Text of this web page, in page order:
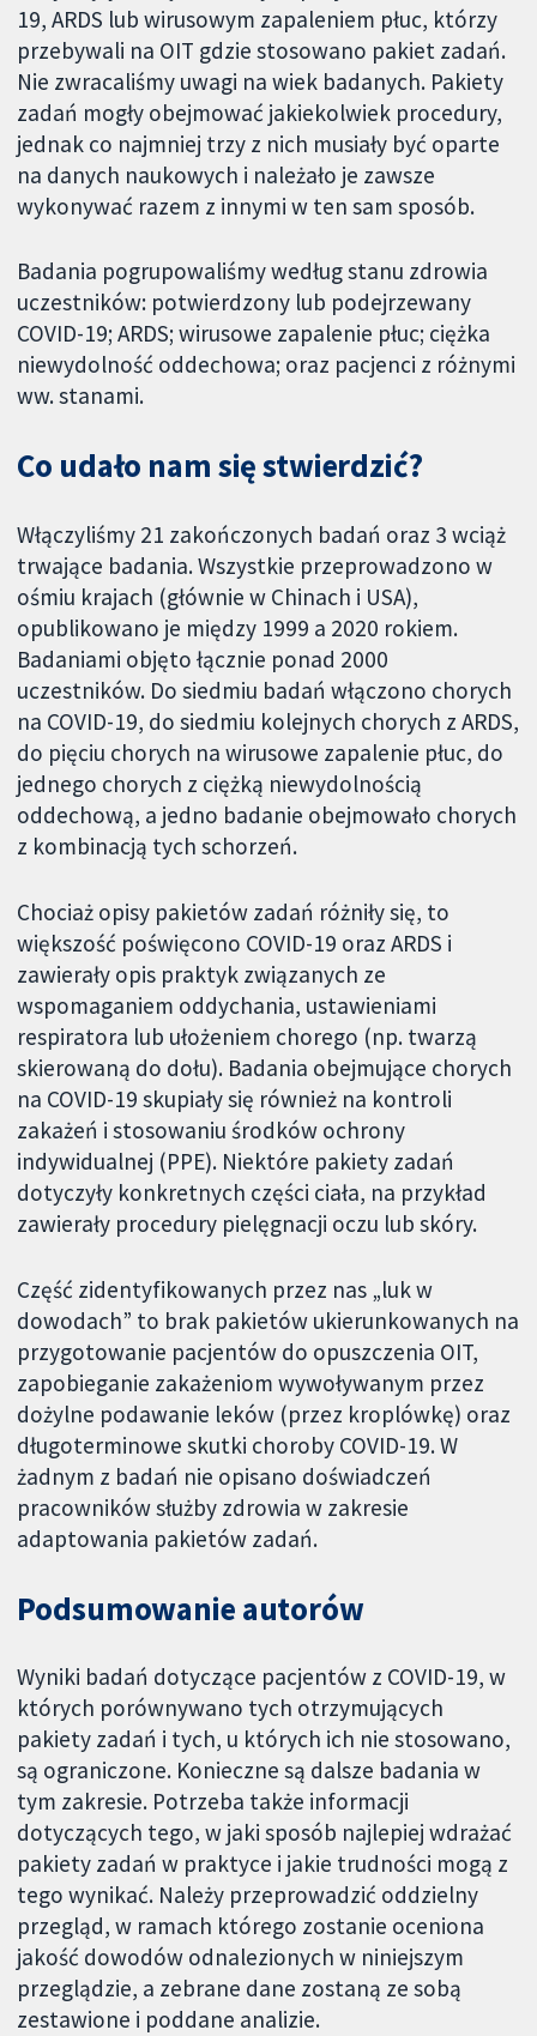
19, ARDS lub wirusowym zapaleniem płuc, którzy
przebywali na OIT gdzie stosowano pakiet zadań.
Nie zwracaliśmy uwagi na wiek badanych. Pakiety
zadań mogły obejmować jakiekolwiek procedury,
jednak co najmniej trzy z nich musiały być oparte
na danych naukowych i należało je zawsze
wykonywać razem z innymi w ten sam sposób.
Badania pogrupowaliśmy według stanu zdrowia
uczestników: potwierdzony lub podejrzewany
COVID-19; ARDS; wirusowe zapalenie płuc; ciężka
niewydolność oddechowa; oraz pacjenci z różnymi
ww. stanami.
Co udało nam się stwierdzić?
Włączyliśmy 21 zakończonych badań oraz 3 wciąż
trwające badania. Wszystkie przeprowadzono w
ośmiu krajach (głównie w Chinach i USA),
opublikowano je między 1999 a 2020 rokiem.
Badaniami objęto łącznie ponad 2000
uczestników. Do siedmiu badań włączono chorych
na COVID-19, do siedmiu kolejnych chorych z ARDS,
do pięciu chorych na wirusowe zapalenie płuc, do
jednego chorych z ciężką niewydolnością
oddechową, a jedno badanie obejmowało chorych
z kombinacją tych schorzeń.
Chociaż opisy pakietów zadań różniły się, to
większość poświęcono COVID-19 oraz ARDS i
zawierały opis praktyk związanych ze
wspomaganiem oddychania, ustawieniami
respiratora lub ułożeniem chorego (np. twarzą
skierowaną do dołu). Badania obejmujące chorych
na COVID-19 skupiały się również na kontroli
zakażeń i stosowaniu środków ochrony
indywidualnej (PPE). Niektóre pakiety zadań
dotyczyły konkretnych części ciała, na przykład
zawierały procedury pielęgnacji oczu lub skóry.
Część zidentyfikowanych przez nas „luk w
dowodach” to brak pakietów ukierunkowanych na
przygotowanie pacjentów do opuszczenia OIT,
zapobieganie zakażeniom wywoływanym przez
dożylne podawanie leków (przez kroplówkę) oraz
długoterminowe skutki choroby COVID-19. W
żadnym z badań nie opisano doświadczeń
pracowników służby zdrowia w zakresie
adaptowania pakietów zadań.
Podsumowanie autorów
Wyniki badań dotyczące pacjentów z COVID-19, w
których porównywano tych otrzymujących
pakiety zadań i tych, u których ich nie stosowano,
są ograniczone. Konieczne są dalsze badania w
tym zakresie. Potrzeba także informacji
dotyczących tego, w jaki sposób najlepiej wdrażać
pakiety zadań w praktyce i jakie trudności mogą z
tego wynikać. Należy przeprowadzić oddzielny
przegląd, w ramach którego zostanie oceniona
jakość dowodów odnalezionych w niniejszym
przeglądzie, a zebrane dane zostaną ze sobą
zestawione i poddane analizie.